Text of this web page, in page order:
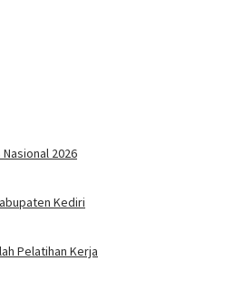
2026
Kediri
Pelatihan Kerja